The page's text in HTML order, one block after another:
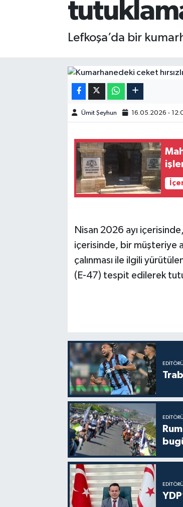
Lefkoşa’da bir
Ümit Şeyhun 16.05.2026 -
Nisan 2026 ayı
içerisinde, bir müşteriye
çalınması ile ilgili
(E-47) tespit edilerek